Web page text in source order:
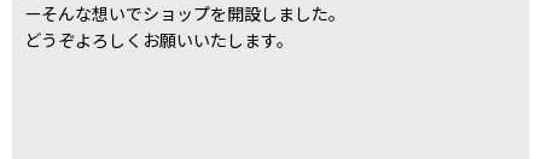
ーそんな想いでショップを開設しました。
どうぞよろしくお願いいたします。